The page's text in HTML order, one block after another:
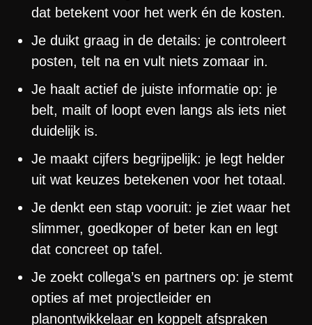
dat betekent voor het werk én de kosten.
Je duikt graag in de details: je controleert
posten, telt na en vult niets zomaar in.
Je haalt actief de juiste informatie op: je
belt, mailt of loopt even langs als iets niet
duidelijk is.
Je maakt cijfers begrijpelijk: je legt helder
uit wat keuzes betekenen voor het totaal.
Je denkt een stap vooruit: je ziet waar het
slimmer, goedkoper of beter kan en legt
dat concreet op tafel.
Je zoekt collega’s en partners op: je stemt
opties af met projectleider en
planontwikkelaar en koppelt afspraken